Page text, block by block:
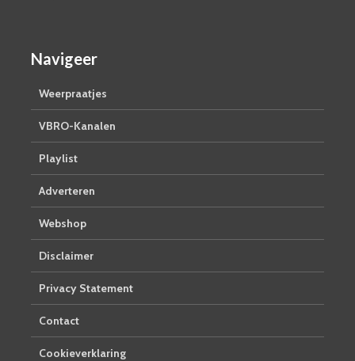
Navigeer
Weerpraatjes
VBRO-Kanalen
Playlist
Adverteren
Webshop
Disclaimer
Privacy Statement
Contact
Cookieverklaring